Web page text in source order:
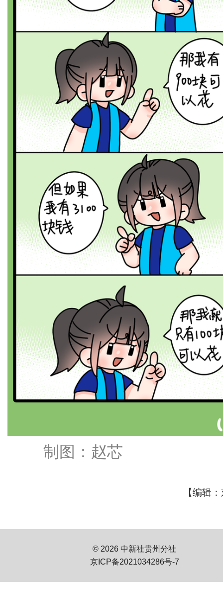
制图：赵芯
【编辑
© 2026 中新社贵州分社
京ICP备2021034286号-7